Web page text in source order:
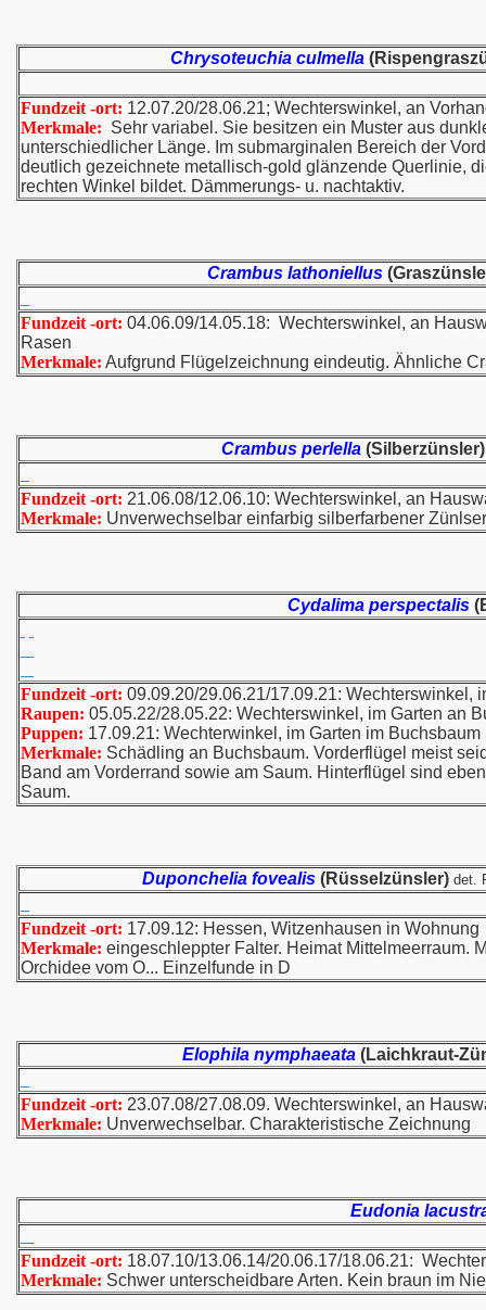
Chrysoteuchia culmella
Fundzeit -ort: 12.07.20/28.06.21; Wechterswinkel, an
Merkmale: Sehr variabel. Sie besitzen ein Muster aus
unterschiedlicher Länge. Im submarginalen Bereich der
deutlich gezeichnete metallisch-gold glänzende Querlinie,
rechten Winkel bildet. Dämmerungs- u. nachtaktiv.
Crambus lathoniellus
Fundzeit -ort: 04.06.09/14.05.18: Wechterswinkel, an
Rasen
Merkmale: Aufgrund Flügelzeichnung eindeutig. Ähnliche
Crambus perlella (Silberzünsler)
Fundzeit -ort: 21.06.08/12.06.10: Wechterswinkel, an
Merkmale: Unverwechselbar einfarbig silberfarbener
Cydalima perspectalis
Fundzeit -ort: 09.09.20/29.06.21/17.09.21: Wechterswinkel,
Raupen: 05.05.22/28.05.22: Wechterswinkel, im Garten an
Puppen: 17.09.21: Wechterwinkel, im Garten im Buchsbaum
Merkmale: Schädling an Buchsbaum. Vorderflügel meist
Band am Vorderrand sowie am Saum. Hinterflügel sind
Saum.
Duponchelia fovealis (Rüsselzünsler) det.
Fundzeit -ort: 17.09.12: Hessen, Witzenhausen in Wohnung
Merkmale: eingeschleppter Falter. Heimat Mittelmeerraum.
Orchidee vom O... Einzelfunde in D
Elophila nymphaeata (Laichkraut-
Fundzeit -ort: 23.07.08/27.08.09. Wechterswinkel, an
Merkmale: Unverwechselbar. Charakteristische Zeichnung
Eudonia
Fundzeit -ort: 18.07.10/13.06.14/20.06.17/18.06.21:
Merkmale: Schwer unterscheidbare Arten. Kein braun im